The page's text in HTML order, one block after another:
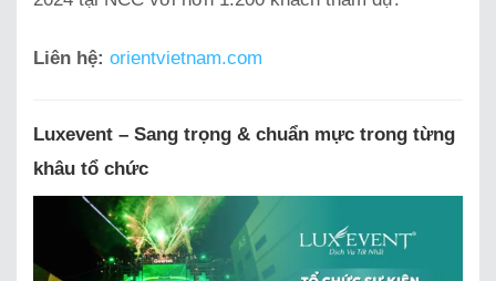
Liên hệ: orientvietnam.com
Luxevent – Sang trọng & chuẩn mực trong từng
khâu tổ chức